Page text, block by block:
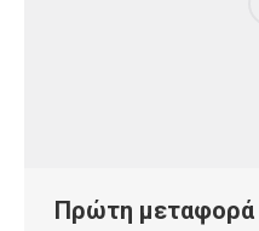
Πρώτη